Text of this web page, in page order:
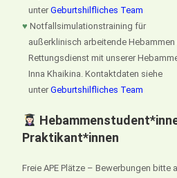
unterGeburtshilfliches Team
♥ Notfallsimulationstraining für
außerklinisch arbeitende Hebammen
Rettungsdienst mit unserer
Inna Khaikina. Kontaktdaten siehe
unterGeburtshilfliches Team
Praktikant*innen
Freie APE Plätze – Bewerbungen bitte